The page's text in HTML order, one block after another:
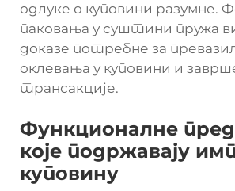
одлуке о куповини разумне.
паковања у суштини пружа
доказе потребне за
оклевања у куповини и
трансакције.
Функционалне
које подржавају
куповину